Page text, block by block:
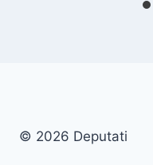
© 2026 Deputati